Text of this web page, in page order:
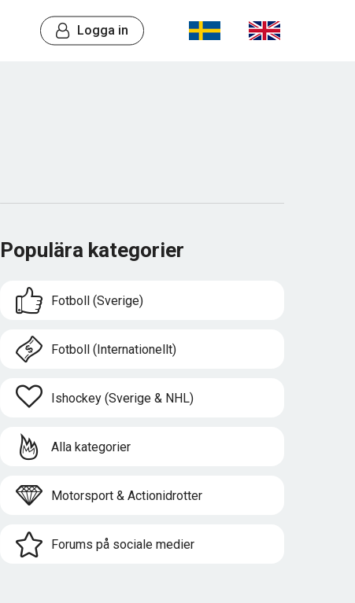
Logga in
Populära kategorier
Fotboll (Sverige)
Fotboll (Internationellt)
Ishockey (Sverige & NHL)
Alla kategorier
Motorsport & Actionidrotter
Forums på sociale medier